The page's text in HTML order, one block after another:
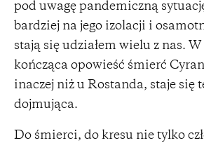
pod uwagę pandemiczną
bardziej na jego izolacji i
stają się udziałem wielu z nas.
kończąca opowieść śmierć
inaczej niż u Rostanda, staje się
dojmująca.
Do śmierci, do kresu nie tylko